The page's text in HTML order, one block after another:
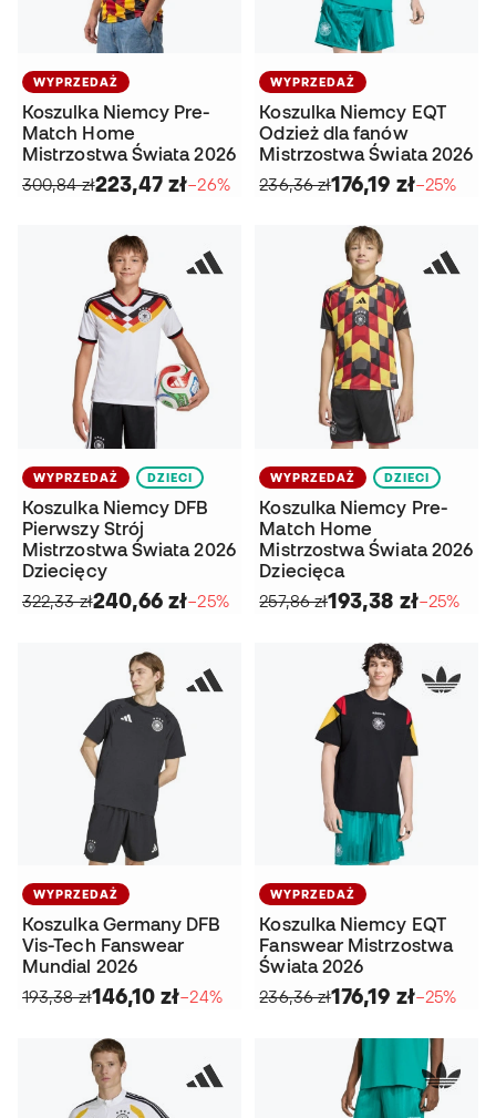
WYPRZEDAŻ
Koszulka Niemcy Pre-
Match Home
Mistrzostwa Świata 2026
300,84 zł223,47 zł−26%
WYPRZEDAŻ
Koszulka Niemcy EQT
Odzież dla fanów
Mistrzostwa Świata 2026
236,36 zł176,19 zł−25%
WYPRZEDAŻ DZIECI
Koszulka Niemcy DFB
Pierwszy Strój
Mistrzostwa Świata 2026
Dziecięcy
322,33 zł240,66 zł−25%
WYPRZEDAŻ DZIECI
Koszulka Niemcy Pre-
Match Home
Mistrzostwa Świata 2026
Dziecięca
257,86 zł193,38 zł−25%
WYPRZEDAŻ
Koszulka Germany DFB
Vis-Tech Fanswear
Mundial 2026
193,38 zł146,10 zł−24%
WYPRZEDAŻ
Koszulka Niemcy EQT
Fanswear Mistrzostwa
Świata 2026
236,36 zł176,19 zł−25%